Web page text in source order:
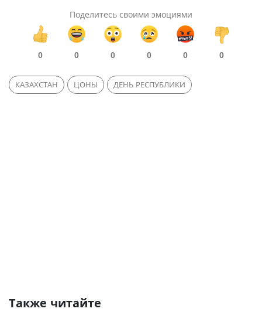
Поделитесь своими эмоциями
0 0 0 0 0 0
КАЗАХСТАН ЦОНЫ ДЕНЬ РЕСПУБЛИКИ
Также читайте